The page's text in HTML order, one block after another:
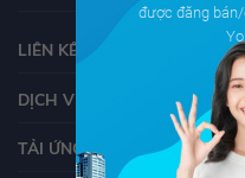
LIÊN KẾT
DỊCH VỤ KHÁCH HÀNG
TẢI ỨNG DỤNG YOUHOMES
được đăng